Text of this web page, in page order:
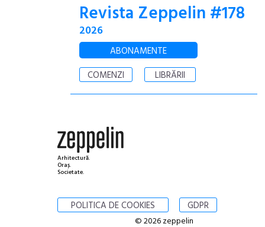
Revista Zeppelin #178
2026
ABONAMENTE
COMENZI
LIBRĂRII
Arhitectură.
Oraș.
Societate.
POLITICA DE COOKIES GDPR
© 2026 zeppelin